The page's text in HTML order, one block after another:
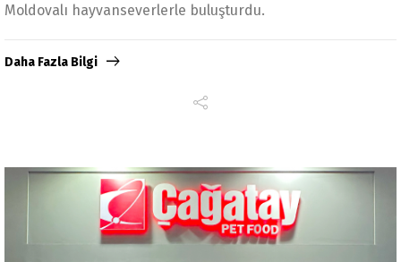
Moldovalı hayvanseverlerle buluşturdu.
Daha Fazla Bilgi